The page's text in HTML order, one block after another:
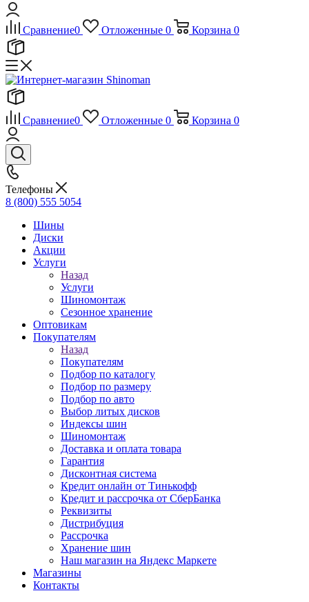
Сравнение0 Отложенные 0 Корзина 0
Сравнение0 Отложенные 0 Корзина 0
Телефоны
8 (800) 555 5054
Шины
Диски
Акции
Услуги
Назад
Услуги
Шиномонтаж
Сезонное хранение
Оптовикам
Покупателям
Назад
Покупателям
Подбор по каталогу
Подбор по размеру
Подбор по авто
Выбор литых дисков
Индексы шин
Шиномонтаж
Доставка и оплата товара
Гарантия
Дисконтная система
Кредит онлайн от Тинькофф
Кредит и рассрочка от СберБанка
Реквизиты
Дистрибуция
Рассрочка
Хранение шин
Наш магазин на Яндекс Маркете
Магазины
Контакты